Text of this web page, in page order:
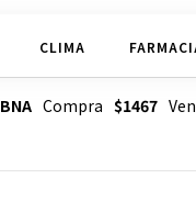
CLIMA
Compra $1467